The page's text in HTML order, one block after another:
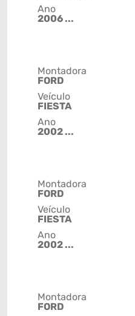
Ano
2006 ...
Montadora
FORD
Veículo
FIESTA
Ano
2002 ...
Montadora
FORD
Veículo
FIESTA
Ano
2002 ...
Montadora
FORD